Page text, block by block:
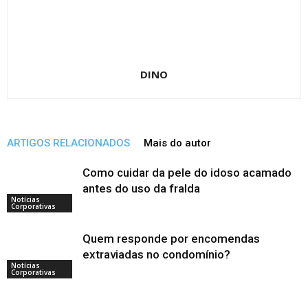
DINO
ARTIGOS RELACIONADOS Mais do autor
Notícias
Corporativas
Como cuidar da pele do idoso acamado
antes do uso da fralda
Notícias
Corporativas
Quem responde por encomendas
extraviadas no condomínio?